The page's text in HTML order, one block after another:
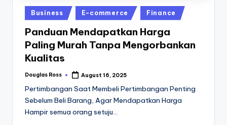
Posted
in
Business E-commerce Finance
Panduan Mendapatkan Harga
Paling Murah Tanpa Mengorbankan
Kualitas
Posted
Douglas Ross August 16, 2025
Pertimbangan Saat Membeli Pertimbangan Penting
Sebelum Beli Barang, Agar Mendapatkan Harga
Hampir semua orang setuju…